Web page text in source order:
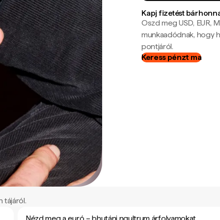
Kapj fizetést
Oszd meg USD, EUR,
munkaadódnak, hogy
pontjáról.
Keress pénzt ma
tájáról.